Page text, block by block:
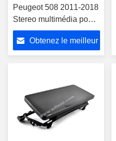
Peugeot 508 2011-2018
Stereo multimédia pour
voiture
Obtenez le meilleur